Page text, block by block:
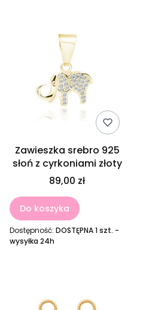
Zawieszka srebro 925
słoń z cyrkoniami złoty
89,00 zł
Do koszyka
Dostępność: DOSTĘPNA 1 szt. -
wysyłka 24h